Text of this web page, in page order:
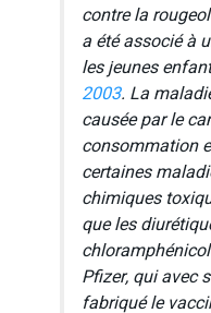
contre la
a été associé à
les jeunes
2003. La
causée par le
consommation
certaines
chimiques
que les
Pfizer, qui avec
fabriqué le